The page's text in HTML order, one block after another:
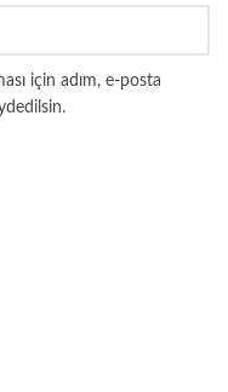
için adım, e-posta